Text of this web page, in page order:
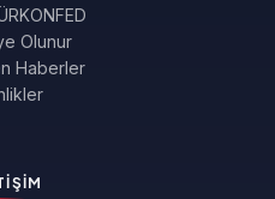
Olunur
Haberler